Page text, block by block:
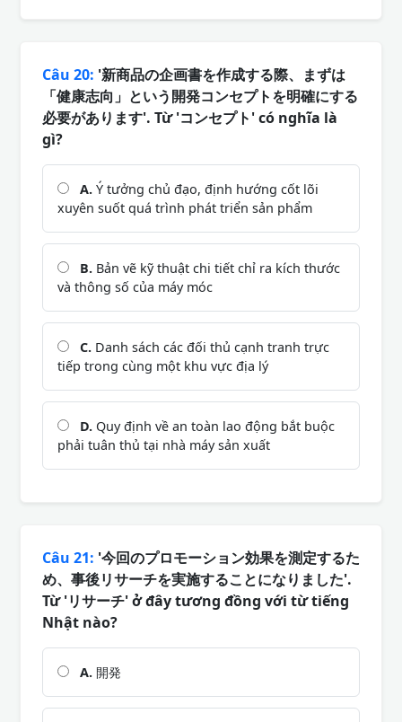
Câu 20: '新商品の企画書を作成する際、まずは
「健康志向」という開発コンセプトを明確にする
必要があります'. Từ 'コンセプト' có nghĩa là
gì?
A. Ý tưởng chủ đạo, định hướng cốt lõi
xuyên suốt quá trình phát triển sản phẩm
B. Bản vẽ kỹ thuật chi tiết chỉ ra kích thước
và thông số của máy móc
C. Danh sách các đối thủ cạnh tranh trực
tiếp trong cùng một khu vực địa lý
D. Quy định về an toàn lao động bắt buộc
phải tuân thủ tại nhà máy sản xuất
Câu 21: '今回のプロモーション効果を測定するた
め、事後リサーチを実施することになりました'.
Từ 'リサーチ' ở đây tương đồng với từ tiếng
Nhật nào?
A. 開発